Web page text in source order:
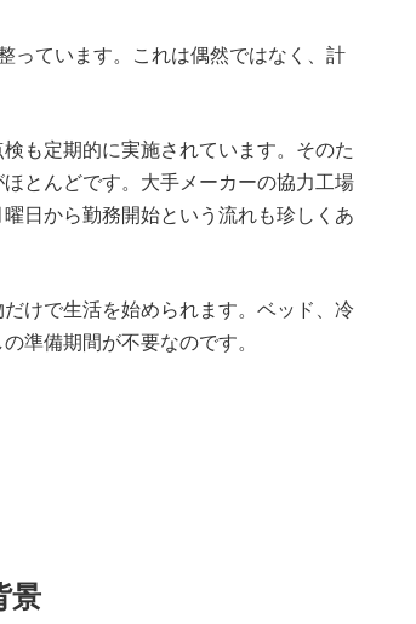
っています。これは偶然ではなく、計
も定期的に実施されています。そのた
とんどです。大手メーカーの協力工場
日から勤務開始という流れも珍しくあ
けで生活を始められます。ベッド、冷
準備期間が不要なのです。
景